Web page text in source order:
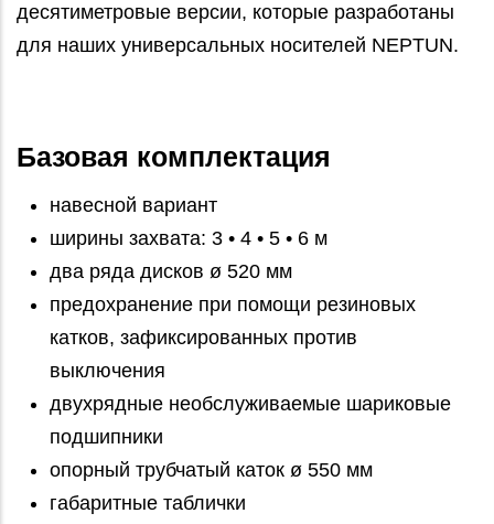
десятиметровые версии, которые разработаны
для наших универсальных носителей NEPTUN.
Базовая комплектация
навесной вариант
ширины захвата: 3 • 4 • 5 • 6 м
два ряда дисков ø 520 мм
предохранение при помощи резиновых
катков, зафиксированных против
выключения
двухрядные необслуживаемые шариковые
подшипники
опорный трубчатый каток ø 550 мм
габаритные таблички